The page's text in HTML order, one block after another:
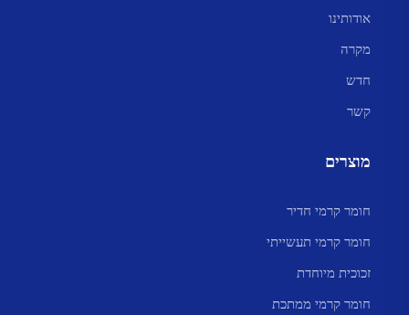
אודותינו
מקרה
חדש
קשר
מוצרים
חומר קרמי חדיר
חומר קרמי תעשייתי
זכוכית מיוחדת
חומר קרמי ממתכת